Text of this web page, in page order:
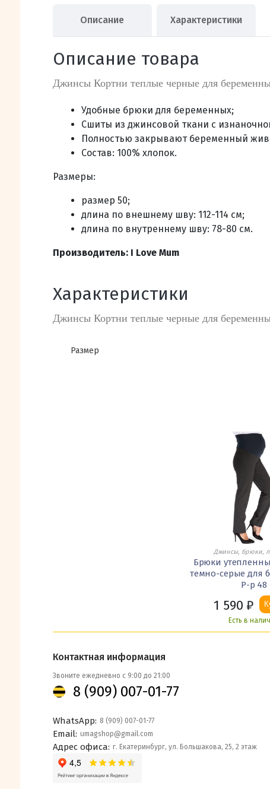
Описание Характеристики
Описание товара
Джинсы Кортни теплые черные для
Удобные брюки для беременных;
Сшиты из джинсовой ткани с
Полностью закрывают беременный
Состав: 100% хлопок.
Размеры:
размер 50;
длина по внешнему шву: 112-114 см;
длина по внутреннему шву: 78-80 см.
Производитель: I Love Mum
Характеристики
Джинсы Кортни теплые черные для
Размер
Джинсы, брюки,
Брюки
темно-серые для
Р-р 48
1 590 ₽
Есть в
Контактная информация
Звоните ежедневно с 9:00 до 21:00
8 (909) 007-01-77
WhatsApp: 8 (909) 007-01-77
Email: umagshop@gmail.com
Адрес офиса: г. Екатеринбург, ул. Большакова, 25, 2 этаж